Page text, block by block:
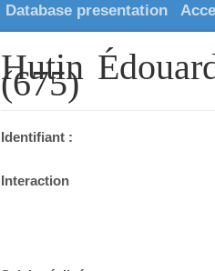
Database presentation
Hutin
(675)
Identifiant :
Interaction